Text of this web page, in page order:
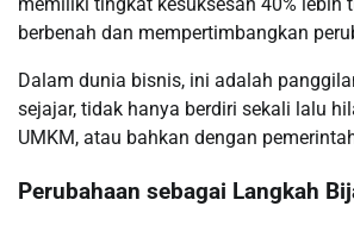
berbenah dan mempertimbangkan
Dalam dunia bisnis, ini adalah
sejajar, tidak hanya berdiri sekali lalu
UMKM, atau bahkan dengan
Perubahaan sebagai Langkah